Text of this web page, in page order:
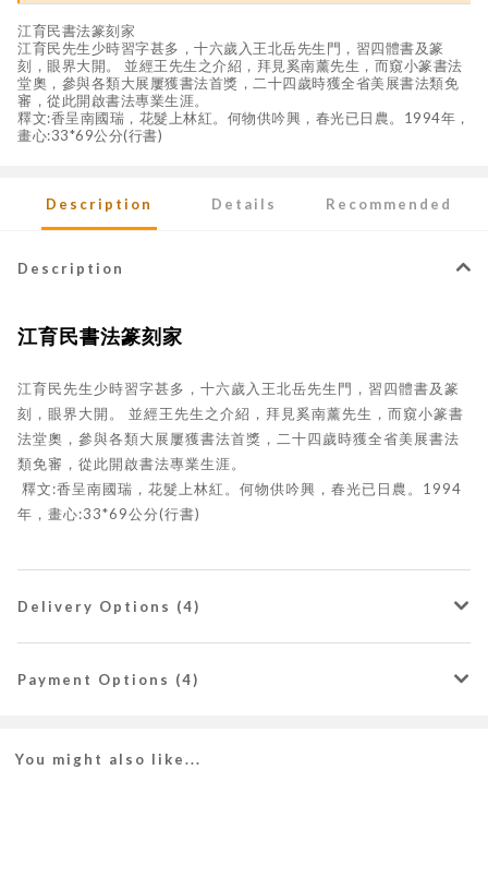
江育民書法篆刻家
江育民先生少時習字甚多，十六歲入王北岳先生門，習四體書及篆
刻，眼界大開。 並經王先生之介紹，拜見奚南薰先生，而窺小篆書法
堂奧，參與各類大展屢獲書法首獎，二十四歲時獲全省美展書法類免
審，從此開啟書法專業生涯。
釋文:香呈南國瑞，花髮上林紅。何物供吟興，春光已日農。1994年，
畫心:33*69公分(行書)
Description Details Recommended
Description
江育民書法篆刻家
江育民先生少時習字甚多，十六歲入王北岳先生門，習四體書及篆
刻，眼界大開。 並經王先生之介紹，拜見奚南薰先生，而窺小篆書
法堂奧，參與各類大展屢獲書法首獎，二十四歲時獲全省美展書法
類免審，從此開啟書法專業生涯。
釋文:香呈南國瑞，花髮上林紅。何物供吟興，春光已日農。1994
年，畫心:33*69公分(行書)
Delivery Options (4)
Payment Options (4)
You might also like...